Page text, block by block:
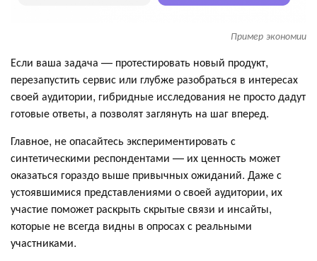
Пример экономии
Если ваша задача — протестировать новый продукт,
перезапустить сервис или глубже разобраться в интересах
своей аудитории, гибридные исследования не просто дадут
готовые ответы, а позволят заглянуть на шаг вперед.
Главное, не опасайтесь экспериментировать с
синтетическими респондентами — их ценность может
оказаться гораздо выше привычных ожиданий. Даже с
устоявшимися представлениями о своей аудитории, их
участие поможет раскрыть скрытые связи и инсайты,
которые не всегда видны в опросах с реальными
участниками.